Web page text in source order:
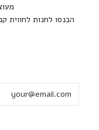
הכנסו לחנות לחווית